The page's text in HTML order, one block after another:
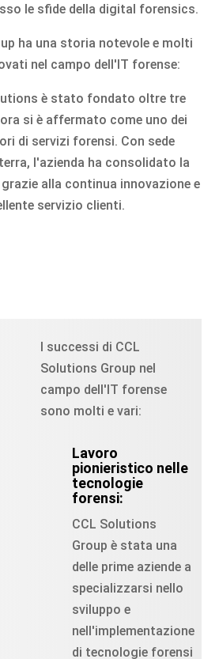
le sfide della digital forensics.
ha una storia notevole e molti
nel campo dell'IT forense:
è stato fondato oltre tre
si è affermato come uno dei
di servizi forensi. Con sede
l'azienda ha consolidato la
alla continua innovazione e
servizio clienti.
I successi di CCL
Solutions Group nel
campo dell'IT forense
sono molti e vari:
Lavoro
pionieristico nelle
tecnologie
forensi:
CCL Solutions
Group è stata una
delle prime aziende a
specializzarsi nello
sviluppo e
nell'implementazione
di tecnologie forensi